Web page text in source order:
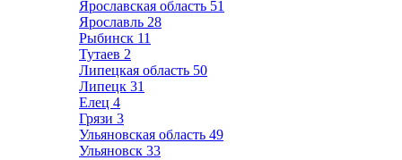
Ярославская область 51
Ярославль 28
Рыбинск 11
Тутаев 2
Липецкая область 50
Липецк 31
Елец 4
Грязи 3
Ульяновская область 49
Ульяновск 33